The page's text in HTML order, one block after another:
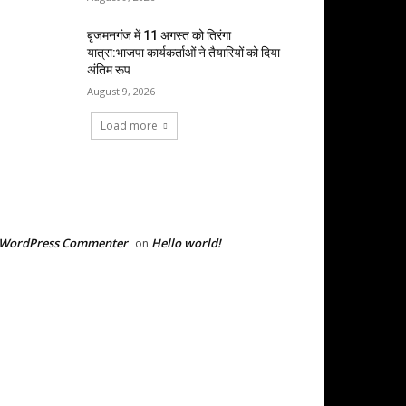
बृजमनगंज में 11 अगस्त को तिरंगा
यात्रा:भाजपा कार्यकर्ताओं ने तैयारियों को दिया
अंतिम रूप
August 9, 2026
Load more
Commenter on Hello world!